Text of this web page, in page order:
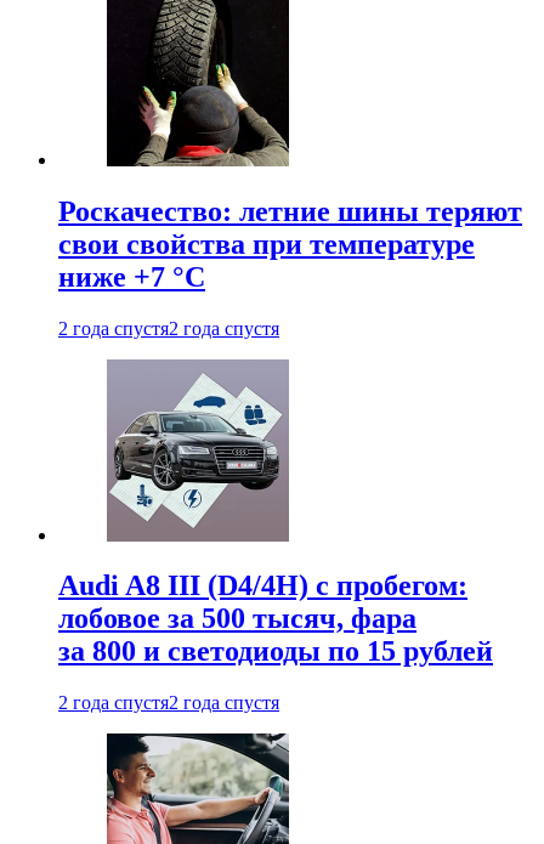
Роскачество: летние шины теряют
свои свойства при температуре
ниже +7 °C
2 года спустя2 года спустя
Audi A8 III (D4/4H) c пробегом:
лобовое за 500 тысяч, фара
за 800 и светодиоды по 15 рублей
2 года спустя2 года спустя